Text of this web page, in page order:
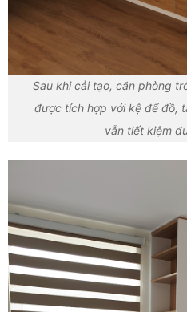
Sau khi cải tạo, căn phòng
được tích hợp với kệ để đồ,
vẫn tiết kiệm